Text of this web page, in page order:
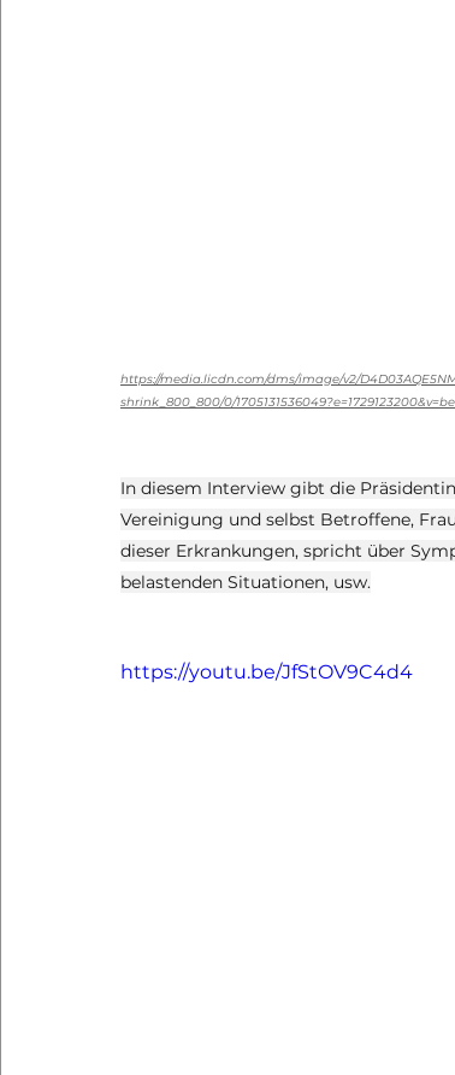
https://media.licdn.com/dms/image/v2/
shrink_800_800/0/
In diesem Interview gibt die
Vereinigung und selbst Betroffene,
dieser Erkrankungen, spricht über
belastenden Situationen, usw.
https://youtu.be/JfStOV9C4d4